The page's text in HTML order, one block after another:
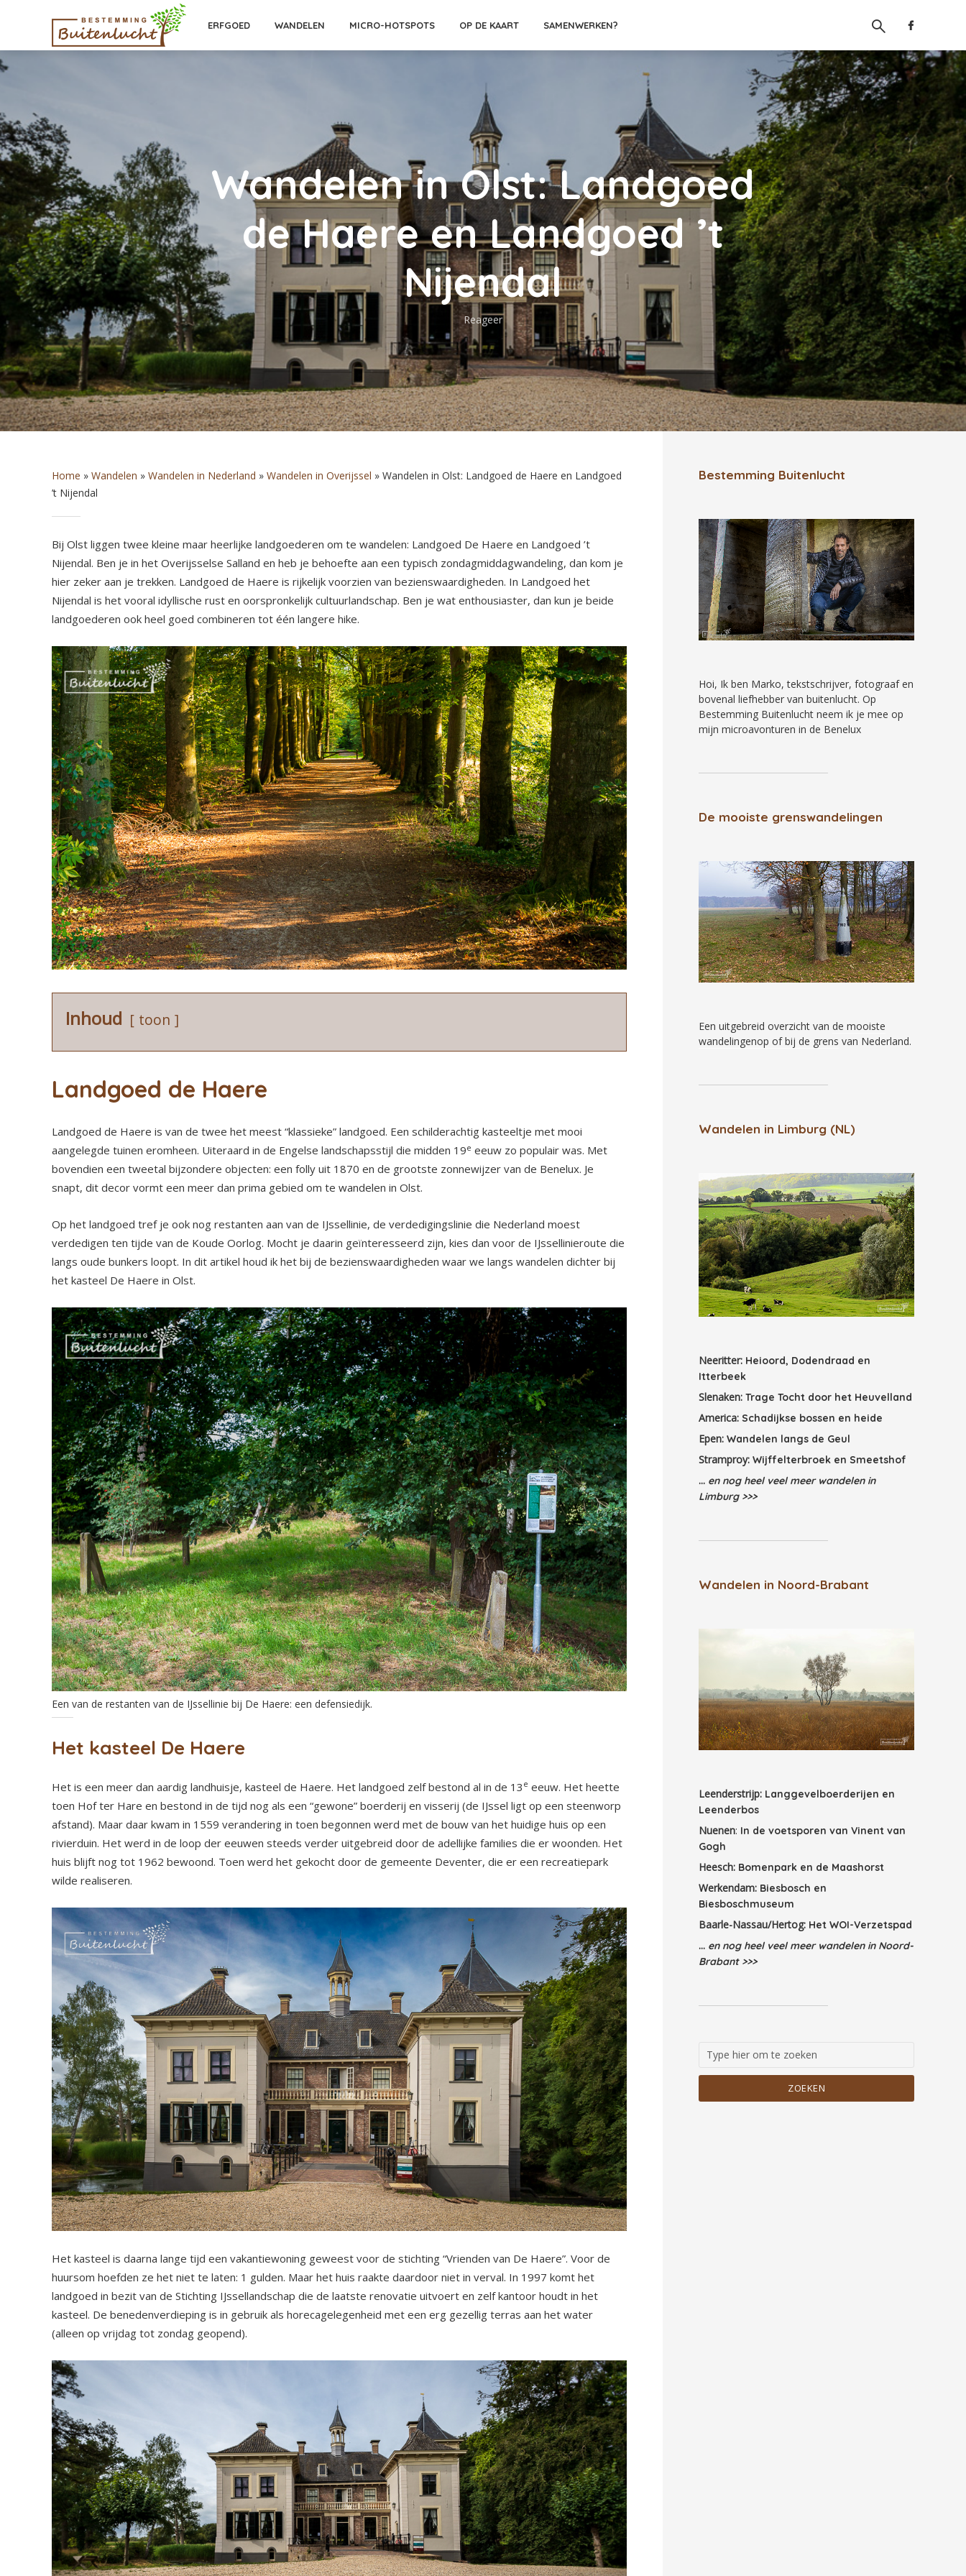
ERFGOED WANDELEN MICRO-HOTSPOTS OP DE KAART SAMENWERKEN?
Wandelen in Olst: Landgoed
de Haere en Landgoed ’t
Nijendal
Reageer
Home » Wandelen » Wandelen in Nederland » Wandelen in Overijssel » Wandelen in Olst: Landgoed de Haere en Landgoed
’t Nijendal
Bij Olst liggen twee kleine maar heerlijke landgoederen om te wandelen: Landgoed De Haere en Landgoed ’t
Nijendal. Ben je in het Overijsselse Salland en heb je behoefte aan een typisch zondagmiddagwandeling, dan kom je
hier zeker aan je trekken. Landgoed de Haere is rijkelijk voorzien van bezienswaardigheden. In Landgoed het
Nijendal is het vooral idyllische rust en oorspronkelijk cultuurlandschap. Ben je wat enthousiaster, dan kun je beide
landgoederen ook heel goed combineren tot één langere hike.
Inhoud toon
Landgoed de Haere
Landgoed de Haere is van de twee het meest “klassieke” landgoed. Een schilderachtig kasteeltje met mooi
aangelegde tuinen eromheen. Uiteraard in de Engelse landschapsstijl die midden 19e eeuw zo populair was. Met
bovendien een tweetal bijzondere objecten: een folly uit 1870 en de grootste zonnewijzer van de Benelux. Je
snapt, dit decor vormt een meer dan prima gebied om te wandelen in Olst.
Op het landgoed tref je ook nog restanten aan van de IJssellinie, de verdedigingslinie die Nederland moest
verdedigen ten tijde van de Koude Oorlog. Mocht je daarin geïnteresseerd zijn, kies dan voor de IJssellinieroute die
langs oude bunkers loopt. In dit artikel houd ik het bij de bezienswaardigheden waar we langs wandelen dichter bij
het kasteel De Haere in Olst.
Een van de restanten van de IJssellinie bij De Haere: een defensiedijk.
Het kasteel De Haere
Het is een meer dan aardig landhuisje, kasteel de Haere. Het landgoed zelf bestond al in de 13 e eeuw. Het heette
toen Hof ter Hare en bestond in de tijd nog als een “gewone” boerderij en visserij (de IJssel ligt op een steenworp
afstand). Maar daar kwam in 1559 verandering in toen begonnen werd met de bouw van het huidige huis op een
rivierduin. Het werd in de loop der eeuwen steeds verder uitgebreid door de adellijke families die er woonden. Het
huis blijft nog tot 1962 bewoond. Toen werd het gekocht door de gemeente Deventer, die er een recreatiepark
wilde realiseren.
Het kasteel is daarna lange tijd een vakantiewoning geweest voor de stichting “Vrienden van De Haere”. Voor de
huursom hoefden ze het niet te laten: 1 gulden. Maar het huis raakte daardoor niet in verval. In 1997 komt het
landgoed in bezit van de Stichting IJssellandschap die de laatste renovatie uitvoert en zelf kantoor houdt in het
kasteel. De benedenverdieping is in gebruik als horecagelegenheid met een erg gezellig terras aan het water
(alleen op vrijdag tot zondag geopend).
Bestemming Buitenlucht
Hoi, Ik ben Marko, tekstschrijver, fotograaf en
bovenal liefhebber van buitenlucht. Op
Bestemming Buitenlucht neem ik je mee op
mijn microavonturen in de Benelux
De mooiste grenswandelingen
Een uitgebreid overzicht van de mooiste
wandelingenop of bij de grens van Nederland.
Wandelen in Limburg (NL)
Neeritter: Heioord, Dodendraad en
Itterbeek
Slenaken: Trage Tocht door het Heuvelland
America: Schadijkse bossen en heide
Epen: Wandelen langs de Geul
Stramproy: Wijffelterbroek en Smeetshof
... en nog heel veel meer wandelen in
Limburg >>>
Wandelen in Noord-Brabant
Leenderstrijp: Langgevelboerderijen en
Leenderbos
Nuenen: In de voetsporen van Vinent van
Gogh
Heesch: Bomenpark en de Maashorst
Werkendam: Biesbosch en
Biesboschmuseum
Baarle-Nassau/Hertog: Het WOI-Verzetspad
... en nog heel veel meer wandelen in Noord-
Brabant >>>
ZOEKEN